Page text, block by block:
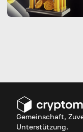
Gemeinschaft,
Unterstützung.